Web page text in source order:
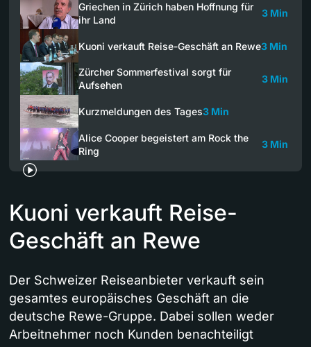
Griechen in Zürich haben Hoffnung für
ihr Land
3 Min
Kuoni verkauft Reise-Geschäft an Rewe3 Min
Zürcher Sommerfestival sorgt für
Aufsehen
3 Min
Kurzmeldungen des Tages3 Min
Alice Cooper begeistert am Rock the
Ring
3 Min
Kuoni verkauft Reise-
Geschäft an Rewe
Der Schweizer Reiseanbieter verkauft sein
gesamtes europäisches Geschäft an die
deutsche Rewe-Gruppe. Dabei sollen weder
Arbeitnehmer noch Kunden benachteiligt